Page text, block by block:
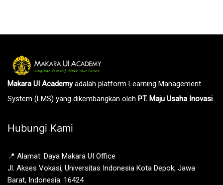
Makara UI Academyadalah platform Learning Management
System (LMS) yang dikembangkan oleh PT. Maju Usaha Inovasi.
Hubungi Kami
📍 Alamat: Daya Makara UI Office
Jl. Akses Vokasi, Universitas Indonesia Kota Depok, Jawa
Barat, Indonesia. 16424